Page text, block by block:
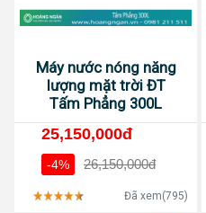
Máy nước nóng năng
lượng mặt trời ĐT
Tấm Phẳng 300L
25,150,000đ
-4% 26,150,000đ
Đã xem(795)